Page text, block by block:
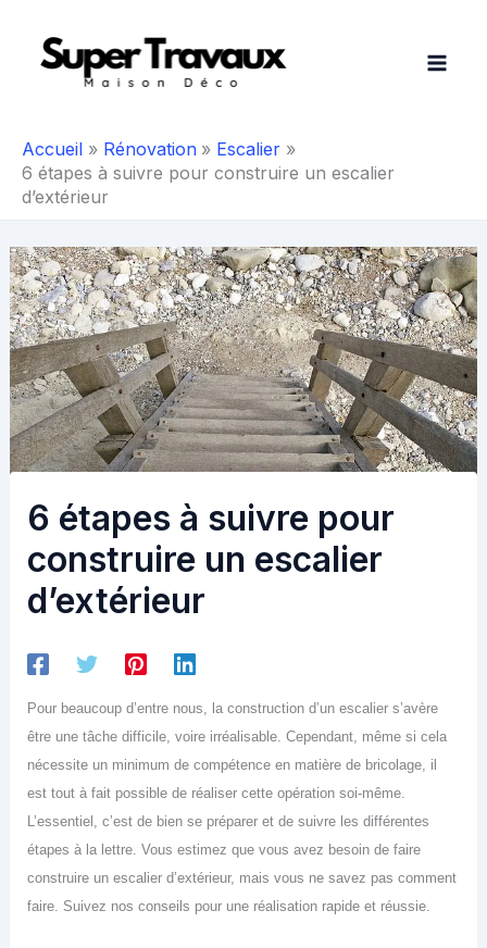
contenu
Accueil Rénovation
Escalier
6 étapes à suivre pour construire un escalier
d’extérieur
6 étapes à suivre pour
construire un escalier
d’extérieur
Pour beaucoup d’entre nous, la construction d’un escalier s’avère
être une tâche difficile, voire irréalisable. Cependant, même si cela
nécessite un minimum de compétence en matière de bricolage, il
est tout à fait possible de réaliser cette opération soi-même.
L’essentiel, c’est de bien se préparer et de suivre les différentes
étapes à la lettre. Vous estimez que vous avez besoin de faire
construire un escalier d’extérieur, mais vous ne savez pas comment
faire. Suivez nos conseils pour une réalisation rapide et réussie.